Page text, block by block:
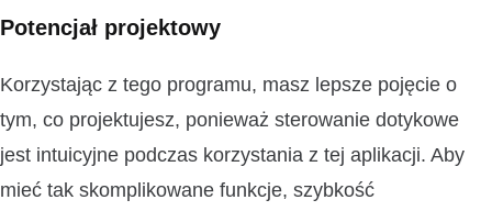
Potencjał projektowy
Korzystając z tego programu, masz lepsze pojęcie o
tym, co projektujesz, ponieważ sterowanie dotykowe
jest intuicyjne podczas korzystania z tej aplikacji. Aby
mieć tak skomplikowane funkcje, szybkość